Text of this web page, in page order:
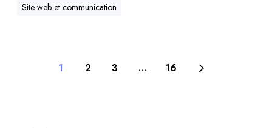
Site web et communication
1 2 3 … 16